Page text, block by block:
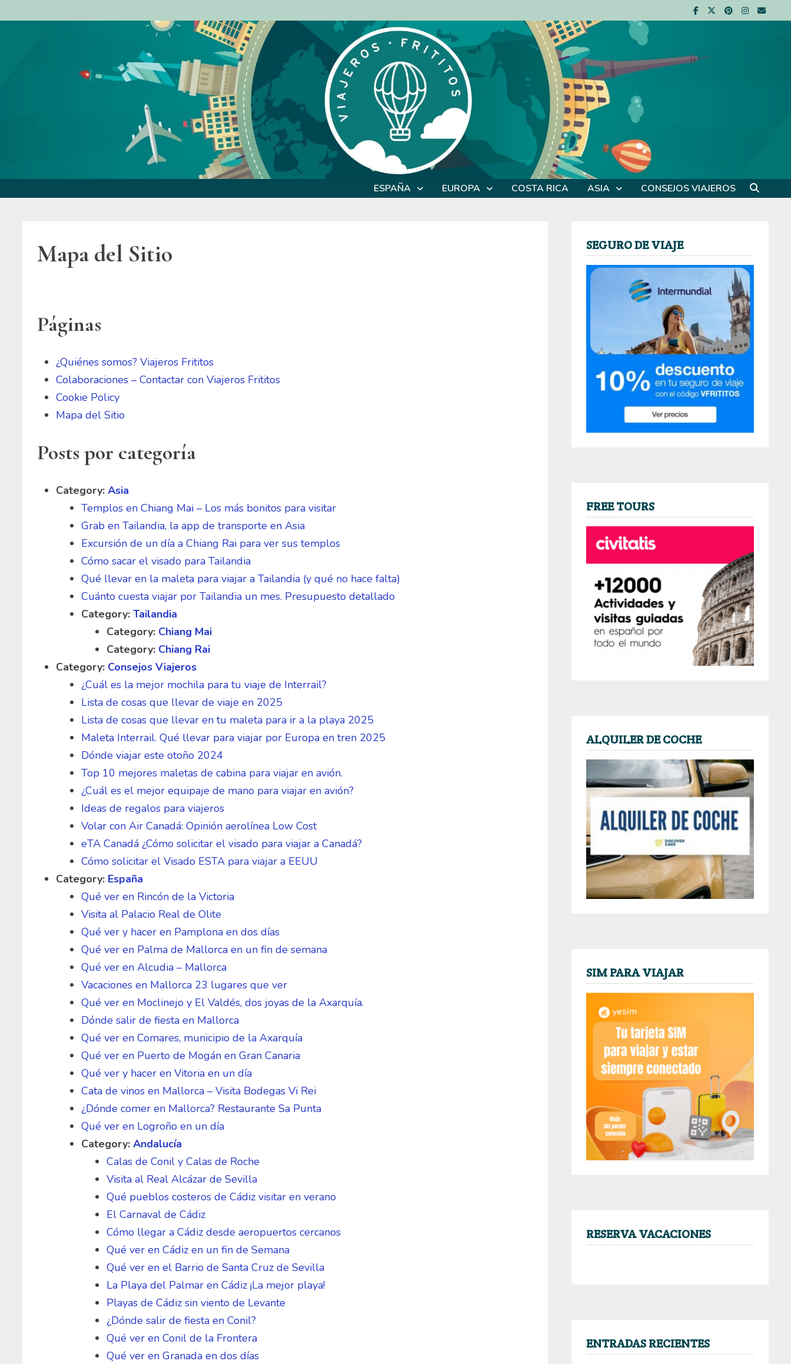
al
ESPAÑA EUROPA COSTA RICA ASIA CONSEJOS VIAJEROS
Mapa del Sitio
Páginas
¿Quiénes somos? Viajeros Frititos
Colaboraciones – Contactar con Viajeros Frititos
Cookie Policy
Mapa del Sitio
Posts por categoría
Category:Asia
Templos en Chiang Mai – Los más bonitos para visitar
Grab en Tailandia, la app de transporte en Asia
Excursión de un día a Chiang Rai para ver sus templos
Cómo sacar el visado para Tailandia
Qué llevar en la maleta para viajar a Tailandia (y qué no hace falta)
Cuánto cuesta viajar por Tailandia un mes. Presupuesto detallado
Category:Tailandia
Category: Chiang Mai
Category: Chiang Rai
Category: Consejos Viajeros
¿Cuál es la mejor mochila para tu viaje de Interrail?
Lista de cosas que llevar de viaje en 2025
Lista de cosas que llevar en tu maleta para ir a la playa 2025
Maleta Interrail. Qué llevar para viajar por Europa en tren 2025
Dónde viajar este otoño 2024
Top 10 mejores maletas de cabina para viajar en avión.
¿Cuál es el mejor equipaje de mano para viajar en avión?
Ideas de regalos para viajeros
Volar con Air Canadá: Opinión aerolínea Low Cost
eTA Canadá ¿Cómo solicitar el visado para viajar a Canadá?
Cómo solicitar el Visado ESTA para viajar a EEUU
Category: España
Qué ver en Rincón de la Victoria
Visita al Palacio Real de Olite
Qué ver y hacer en Pamplona en dos días
Qué ver en Palma de Mallorca en un fin de semana
Qué ver en Alcudia – Mallorca
Vacaciones en Mallorca 23 lugares que ver
Qué ver en Moclinejo y El Valdés, dos joyas de la Axarquía.
Dónde salir de fiesta en Mallorca
Qué ver en Comares, municipio de la Axarquía
Qué ver en Puerto de Mogán en Gran Canaria
Qué ver y hacer en Vitoria en un día
Cata de vinos en Mallorca – Visita Bodegas Vi Rei
¿Dónde comer en Mallorca? Restaurante Sa Punta
Qué ver en Logroño en un día
Category:Andalucía
Calas de Conil y Calas de Roche
Visita al Real Alcázar de Sevilla
Qué pueblos costeros de Cádiz visitar en verano
El Carnaval de Cádiz
Cómo llegar a Cádiz desde aeropuertos cercanos
Qué ver en Cádiz en un fin de Semana
Qué ver en el Barrio de Santa Cruz de Sevilla
La Playa del Palmar en Cádiz ¡La mejor playa!
Playas de Cádiz sin viento de Levante
¿Dónde salir de fiesta en Conil?
Qué ver en Conil de la Frontera
Qué ver en Granada en dos días
SEGURO DE VIAJE
FREE TOURS
ALQUILER DE COCHE
SIM PARA VIAJAR
RESERVA VACACIONES
ENTRADAS RECIENTES